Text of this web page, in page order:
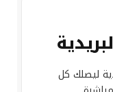
ليصلك كل